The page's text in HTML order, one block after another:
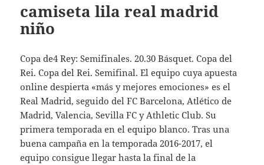
camiseta lila real madrid
niño
Copa de4 Rey: Semifinales. 20.30 Básquet. Copa del
Rei. Copa del Rei. Semifinal. El equipo cuya apuesta
online despierta «más y mejores emociones» es el
Real Madrid, seguido del FC Barcelona, Atlético de
Madrid, Valencia, Sevilla FC y Athletic Club. Su
primera temporada en el equipo blanco. Tras una
buena campaña en la temporada 2016-2017, el
equipo consigue llegar hasta la final de la